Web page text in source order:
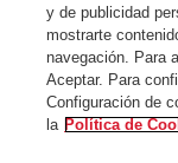
y de publicidad
mostrarte
navegación. Para
Aceptar. Para
Configuración de
la Política de